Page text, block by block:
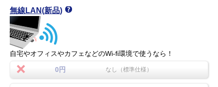
無線LAN(新品)
自宅やオフィスやカフェなどのWi-fi環境で使うなら！
0円 なし（標準仕様）